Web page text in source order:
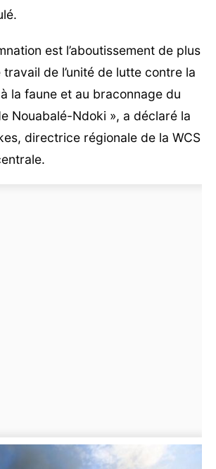
est l’aboutissement de plus
de l’unité de lutte contre la
la faune et au braconnage du
Nouabalé-Ndoki », a déclaré la
directrice régionale de la WCS